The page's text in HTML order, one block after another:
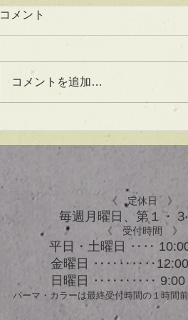
バスオイル★
コメント
コメントを追加…
《 定休日 》
毎週月曜日、​第１・
《 受付時間 》
平日・土曜日 ‥‥
金曜日
日曜日 ‥‥‥‥‥
パーマ・カラーは最終受付時間の１時間